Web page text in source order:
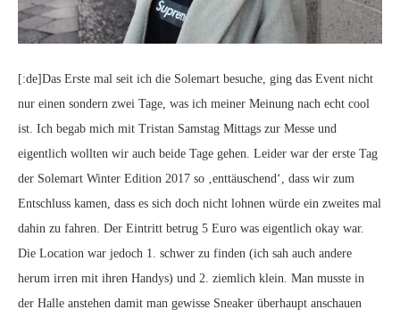
[:de]Das Erste mal seit ich die Solemart besuche, ging das Event nicht
nur einen sondern zwei Tage, was ich meiner Meinung nach echt cool
ist. Ich begab mich mit Tristan Samstag Mittags zur Messe und
eigentlich wollten wir auch beide Tage gehen. Leider war der erste Tag
der Solemart Winter Edition 2017 so ‚enttäuschend‘, dass wir zum
Entschluss kamen, dass es sich doch nicht lohnen würde ein zweites mal
dahin zu fahren. Der Eintritt betrug 5 Euro was eigentlich okay war.
Die Location war jedoch 1. schwer zu finden (ich sah auch andere
herum irren mit ihren Handys) und 2. ziemlich klein. Man musste in
der Halle anstehen damit man gewisse Sneaker überhaupt anschauen